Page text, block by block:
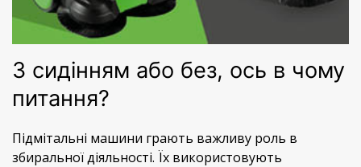
З сидінням або без, ось в чому
питання?
Підмітальні машини грають важливу роль в
збиральної діяльності. Їх використовують